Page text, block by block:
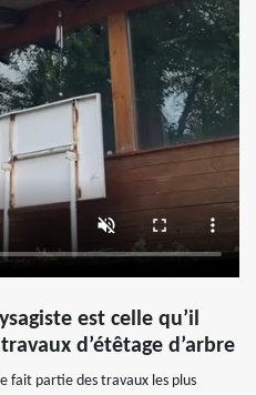
est celle qu’il
d’étêtage d’arbre
fait partie des travaux les plus